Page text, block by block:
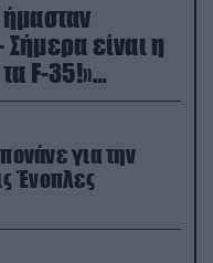
είναι η
F-35!»
για την
Ένοπλες